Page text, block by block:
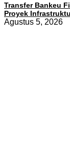
Transfer Bankeu
Proyek
Agustus 5, 2026